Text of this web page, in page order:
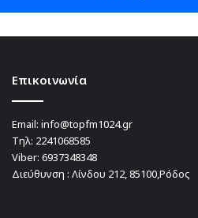
Επικοινωνία
Email: info@topfm1024.gr
Τηλ: 2241068585
Viber: 6937348348
Διεύθυνση : Λίνδου 212, 85100,Ρόδος